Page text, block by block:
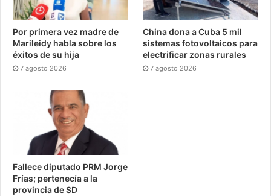
Por primera vez madre de
Marileidy habla sobre los
éxitos de su hija
7 agosto 2026
China dona a Cuba 5 mil
sistemas fotovoltaicos para
electrificar zonas rurales
7 agosto 2026
Fallece diputado PRM Jorge
Frías; pertenecía a la
provincia de SD